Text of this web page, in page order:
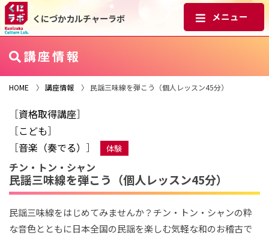
くにづかカルチャーラボ
講座情報
HOME 〉 講座情報 〉 民謡三味線を弾こう（個人レッスン45分）
［資格取得講座］
［こども］
［音楽（奏でる） ］ 体験
チン・トン・シャン
民謡三味線を弾こう（個人レッスン45分）
民謡三味線をはじめてみませんか？チン・トン・シャンの粋
な音色とともに日本全国の民謡を楽しむ気軽な和のお稽古で